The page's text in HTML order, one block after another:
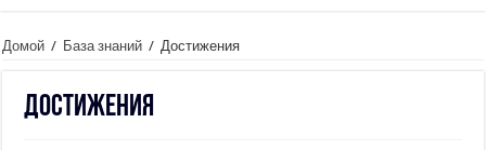
Домой / База знаний / Достижения
Достижения